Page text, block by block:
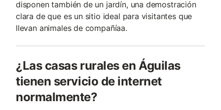
disponen también de un jardín, una demostración
clara de que es un sitio ideal para visitantes que
llevan animales de compañía­a.
¿Las casas rurales en Águilas
tienen servicio de internet
normalmente?